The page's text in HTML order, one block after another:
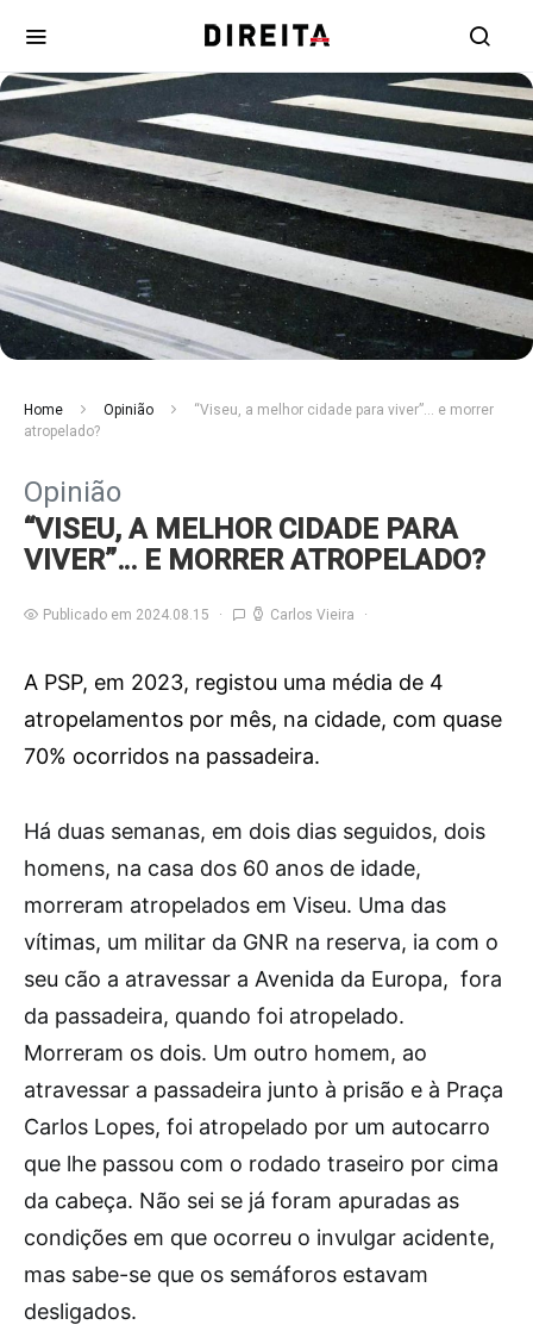
Home Opinião
“Viseu, a melhor cidade para viver”… e morrer
atropelado?
Opinião
“VISEU, A MELHOR CIDADE PARA
VIVER”… E MORRER ATROPELADO?
Publicado em 2024.08.15 Carlos Vieira
A PSP, em 2023, registou uma média de 4
atropelamentos por mês, na cidade, com quase
70% ocorridos na passadeira.
Há duas semanas, em dois dias seguidos, dois
homens, na casa dos 60 anos de idade,
morreram atropelados em Viseu. Uma das
vítimas, um militar da GNR na reserva, ia com o
seu cão a atravessar a Avenida da Europa, fora
da passadeira, quando foi atropelado.
Morreram os dois. Um outro homem, ao
atravessar a passadeira junto à prisão e à Praça
Carlos Lopes, foi atropelado por um autocarro
que lhe passou com o rodado traseiro por cima
da cabeça. Não sei se já foram apuradas as
condições em que ocorreu o invulgar acidente,
mas sabe-se que os semáforos estavam
desligados.